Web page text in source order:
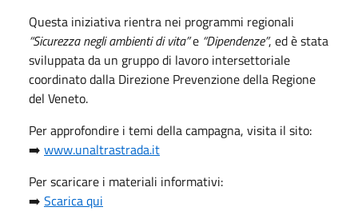
Questa iniziativa rientra nei programmi regionali
“Sicurezza negli ambienti di vita”e “Dipendenze”, ed è stata
sviluppata da un gruppo di lavoro intersettoriale
coordinato dalla Direzione Prevenzione della Regione
del Veneto.
Per approfondire i temi della campagna, visita il sito:
➡️ www.unaltrastrada.it
Per scaricare i materiali informativi:
➡️ Scarica qui